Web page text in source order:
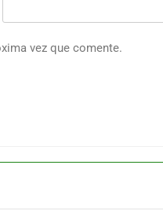
vez que comente.